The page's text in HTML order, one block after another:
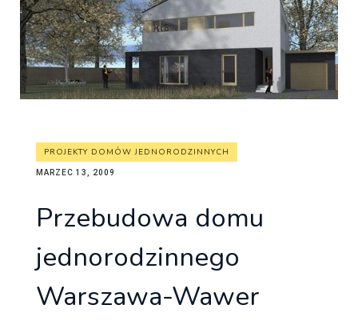
PROJEKTY DOMÓW JEDNORODZINNYCH
MARZEC 13, 2009
Przebudowa domu
jednorodzinnego
Warszawa-Wawer